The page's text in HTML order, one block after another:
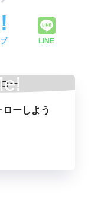
LINE
ーしよう